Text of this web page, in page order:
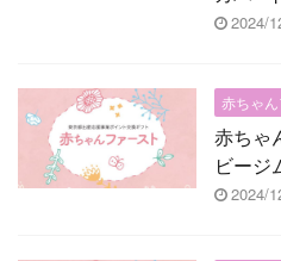
2024/
赤ちゃ
赤ちゃ
ビージ
2024/